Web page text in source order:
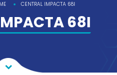
CENTRAL IMPACTA 68I
68I